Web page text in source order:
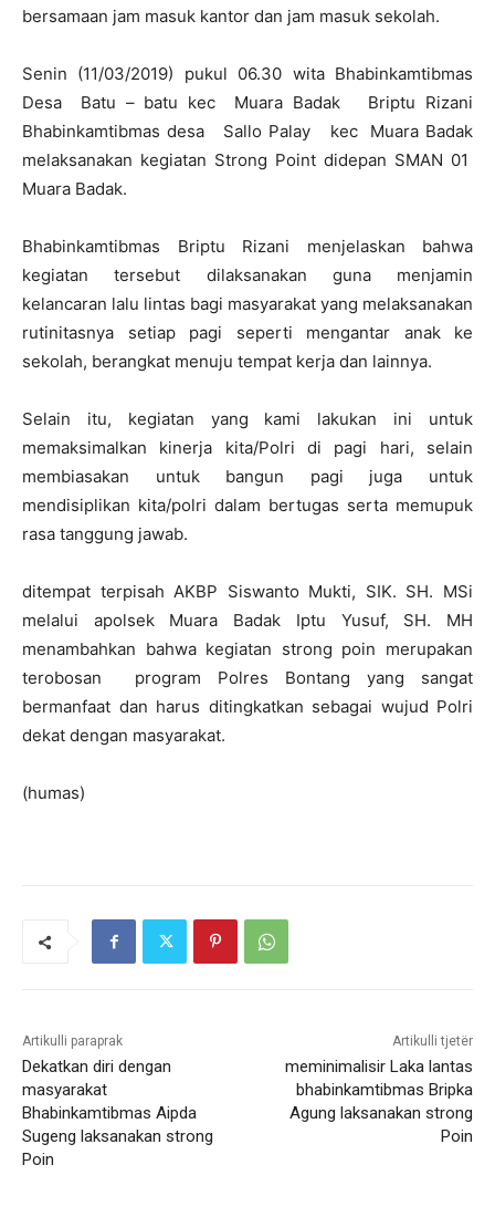
bersamaan jam masuk kantor dan jam masuk sekolah.
Senin (11/03/2019) pukul 06.30 wita Bhabinkamtibmas
Desa Batu – batu kec Muara Badak Briptu Rizani
Bhabinkamtibmas desa Sallo Palay kec Muara Badak
melaksanakan kegiatan Strong Point didepan SMAN 01
Muara Badak.
Bhabinkamtibmas Briptu Rizani menjelaskan bahwa
kegiatan tersebut dilaksanakan guna menjamin
kelancaran lalu lintas bagi masyarakat yang melaksanakan
rutinitasnya setiap pagi seperti mengantar anak ke
sekolah, berangkat menuju tempat kerja dan lainnya.
Selain itu, kegiatan yang kami lakukan ini untuk
memaksimalkan kinerja kita/Polri di pagi hari, selain
membiasakan untuk bangun pagi juga untuk
mendisiplikan kita/polri dalam bertugas serta memupuk
rasa tanggung jawab.
ditempat terpisah AKBP Siswanto Mukti, SIK. SH. MSi
melalui apolsek Muara Badak Iptu Yusuf, SH. MH
menambahkan bahwa kegiatan strong poin merupakan
terobosan program Polres Bontang yang sangat
bermanfaat dan harus ditingkatkan sebagai wujud Polri
dekat dengan masyarakat.
(humas)
Artikulli paraprak
Dekatkan diri dengan
masyarakat
Bhabinkamtibmas Aipda
Sugeng laksanakan strong
Poin
Artikulli tjetër
meminimalisir Laka lantas
bhabinkamtibmas Bripka
Agung laksanakan strong
Poin